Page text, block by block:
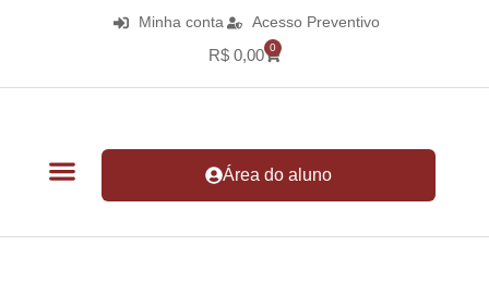
Minha conta Acesso Preventivo
R$ 0,00 0
Área do aluno